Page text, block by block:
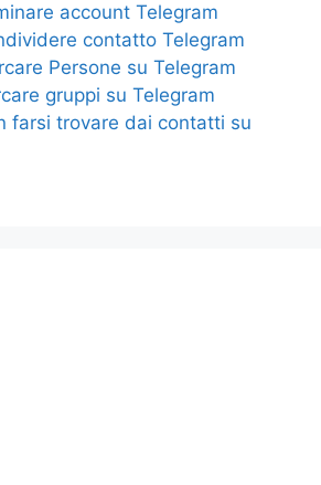
account Telegram​
contatto Telegram​
Persone su Telegram
gruppi su Telegram​
farsi trovare dai contatti su